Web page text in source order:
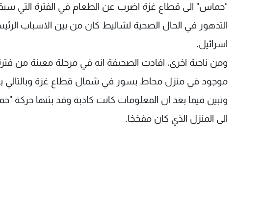
"حماس" الى قطاع غزة اضرب عن الطعام في الفترة التي
التدهور في الحال الصحية لشاليط كان من بين الاسباب
اسرائيل.
ومن ناحية اخرى، افادت الصحيفة انه في مرحلة معينة من
موجود في منزل محاط بسور في شمال قطاع غزة وبالتالي
وتبين فيما بعد ان المعلومات كانت كاذبة وقد بثتها حركة
الى المنزل الذي كان مفخخا.